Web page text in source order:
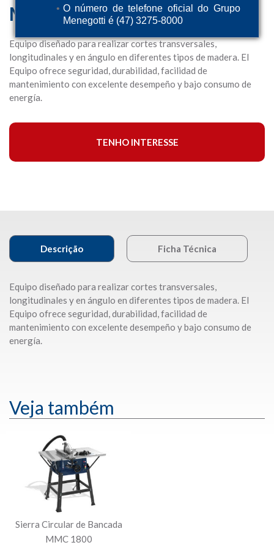
O número de telefone oficial do Grupo
Menegotti é (47) 3275-8000
MMC 1800
Equipo diseñado para realizar cortes transversales,
longitudinales y en ángulo en diferentes tipos de madera. El
Equipo ofrece seguridad, durabilidad, facilidad de
mantenimiento con excelente desempeño y bajo consumo de
energía.
TENHO INTERESSE
Descrição Ficha Técnica
Equipo diseñado para realizar cortes transversales,
longitudinales y en ángulo en diferentes tipos de madera. El
Equipo ofrece seguridad, durabilidad, facilidad de
mantenimiento con excelente desempeño y bajo consumo de
energía.
Veja também
Sierra Circular de Bancada
MMC 1800